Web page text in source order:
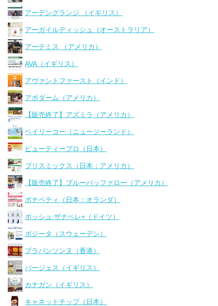
アーデングランジ （イギリス）
アーガイルディッシュ（オーストラリア）
アーテミス （アメリカ）
AVA（イギリス）
アヴァントファースト（インド）
アボダーム（アメリカ）
【販売終了】アズミラ（アメリカ）
ベイリーコー（ニュージーランド）
ビューティープロ（日本）
ブリスミックス（日本：アメリカ）
【販売終了】ブルーバッファロー（アメリカ）
ボナペティ（日本：オランダ）
ボッシュ ザナベレ+（ドイツ）
ボジータ（スウェーデン）
ブラバンソンヌ（香港）
バージェス（イギリス）
カナガン（イギリス）
キャネットチップ（日本）